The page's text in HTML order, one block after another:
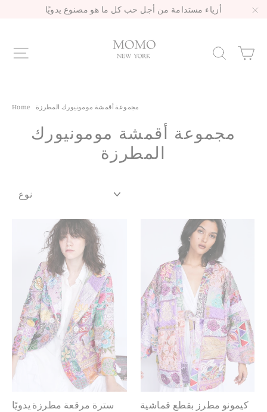
أزياء مستدامة من أجل حب كل ما هو مصنوع يدويًا
Site navigation
Home مجموعة أقمشة مومونيورك المطرزة
مجموعة أقمشة مومونيورك
المطرزة
سترة مرقعة مطرزة يدويًا
كيمونو مطرز بقطع قماشية